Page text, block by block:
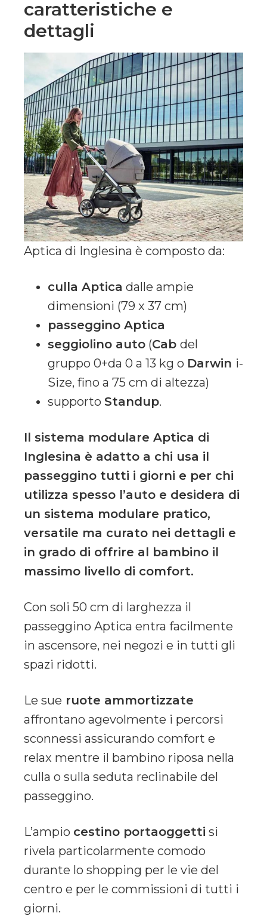
caratteristiche e
dettagli
Aptica di Inglesina è composto da:
culla Aptica dalle ampie
dimensioni (79 x 37 cm)
passeggino Aptica
seggiolino auto (Cab del
gruppo 0+da 0 a 13 kg o Darwin i-
Size, fino a 75 cm di altezza)
supporto Standup.
Il sistema modulare Aptica di
Inglesina è adatto a chi usa il
passeggino tutti i giorni e per chi
utilizza spesso l’auto e desidera di
un sistema modulare pratico,
versatile ma curato nei dettagli e
in grado di offrire al bambino il
massimo livello di comfort.
Con soli 50 cm di larghezza il
passeggino Aptica entra facilmente
in ascensore, nei negozi e in tutti gli
spazi ridotti.
Le sue ruote ammortizzate
affrontano agevolmente i percorsi
sconnessi assicurando comfort e
relax mentre il bambino riposa nella
culla o sulla seduta reclinabile del
passeggino.
L’ampio cestino portaoggetti si
rivela particolarmente comodo
durante lo shopping per le vie del
centro e per le commissioni di tutti i
giorni.